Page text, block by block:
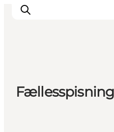
Overnatning
Spisesteder